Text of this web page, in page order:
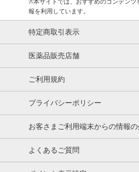
報を利用しています。
特定商取引表示
医薬品販売店舗
ご利用規約
プライバシーポリシー
お客さまご利用端末からの情報
よくあるご質問